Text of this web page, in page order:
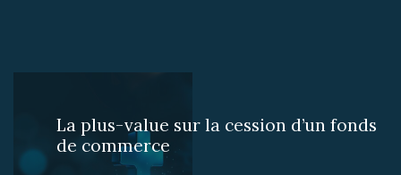
La plus-value sur la cession d’un fonds
de commerce